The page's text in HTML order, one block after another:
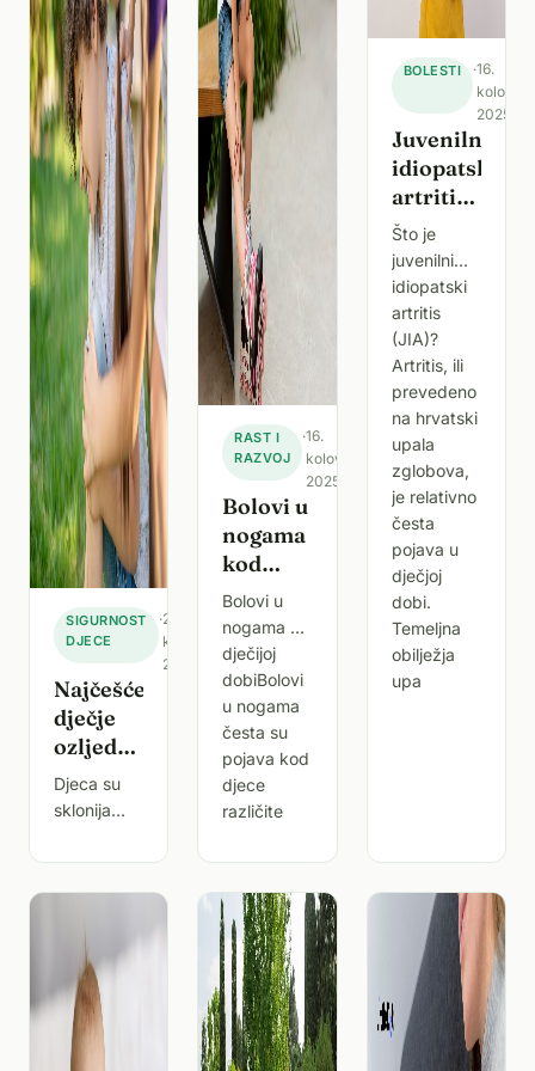
SIGURNOST
DJECE
·20.
kolovoza
2025.
Najčešće
dječje
ozljede
– Kako
pravilno
i pružiti
prvu
Djeca su
sklonija
zbog svoje
radoznalosti
nepredvidivosti
u igri.
Padovi,
udarci i
opekline
RAST I
RAZVOJ
·16.
kolovoza
2025.
Bolovi u
nogama
kod
djece –
uzroci,
simptomi
i
rješenja
Bolovi u
nogama u
dječijoj
dobiBolovi
u nogama
česta su
pojava kod
djece
različite
biti
bezazleni i
povezani s
razvojem,
no
ponekad
mogu
ukazivati
BOLESTI ·16.
2025.
Juvenilni
idiopatski
artritis:
simptomi,
uzroci i
liječenje
Što je
juvenilni
idiopatski
artritis
(JIA)?
Artritis, ili
prevedeno
na hrvatski
upala
zglobova,
je relativno
česta
pojava u
dječjoj
dobi.
Temeljna
obilježja
upa